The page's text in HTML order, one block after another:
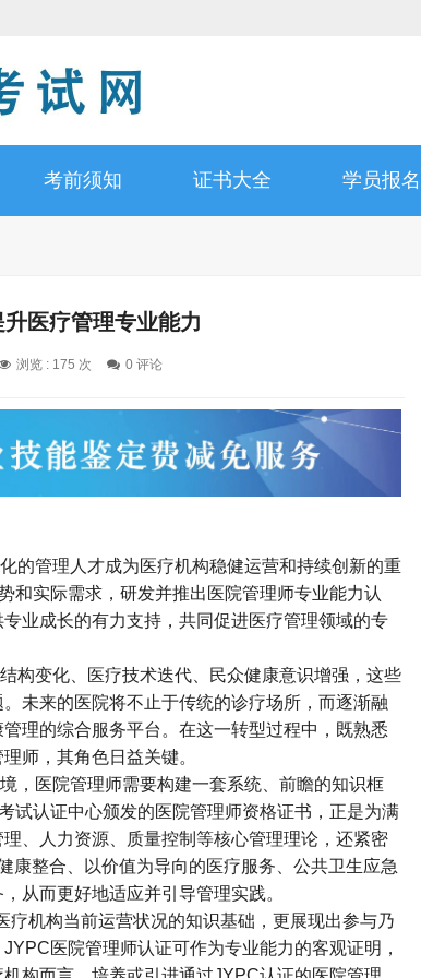
考前须知 证书大全 学员报名
医疗管理专业能力
浏览 : 175 次 0 评论
的管理人才成为医疗机构稳健运营和持续创新的重
和实际需求，研发并推出医院管理师专业能力认
业成长的有力支持，共同促进医疗管理领域的专
构变化、医疗技术迭代、民众健康意识增强，这些
未来的医院将不止于传统的诊疗场所，而逐渐融
理的综合服务平台。在这一转型过程中，既熟悉
理师，其角色日益关键。
，医院管理师需要构建一套系统、前瞻的知识框
试认证中心颁发的医院管理师资格证书，正是为满
、人力资源、质量控制等核心管理理论，还紧密
康整合、以价值为导向的医疗服务、公共卫生应急
从而更好地适应并引导管理实践。
疗机构当前运营状况的知识基础，更展现出参与乃
JYPC医院管理师认证可作为专业能力的客观证明，